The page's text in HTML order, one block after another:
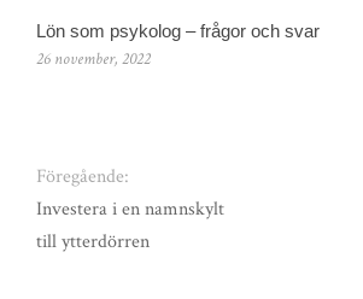
Lön som psykolog – frågor och svar
26 november, 2022
Föregående:
Investera i en namnskylt
till ytterdörren